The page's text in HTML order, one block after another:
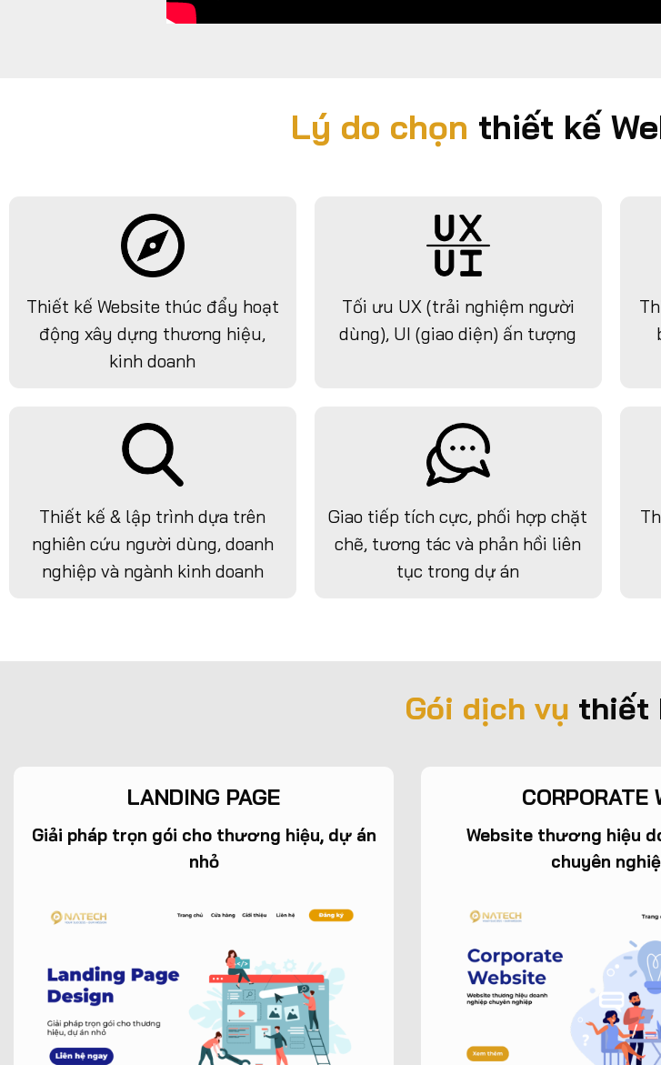
Lý do chọn thiết kế
Thiết kế Website thúc đẩy hoạt
động xây dựng thương hiệu,
kinh doanh
Tối ưu UX (trải nghiệm người
dùng), UI (giao diện) ấn tượng
Thiết kế & lập trình dựa trên
nghiên cứu người dùng, doanh
nghiệp và ngành kinh doanh
Giao tiếp tích cực, phối hợp chặt
chẽ, tương tác và phản hồi liên
tục trong dự án
Gói dịch vụ thiết
LANDING PAGE
Giải pháp trọn gói cho thương hiệu, dự án
nhỏ
CORPORATE
Website thương hiệu
chuyên